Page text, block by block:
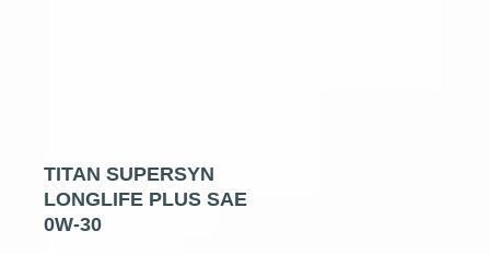
TITAN SUPERSYN
LONGLIFE PLUS SAE
0W‑30